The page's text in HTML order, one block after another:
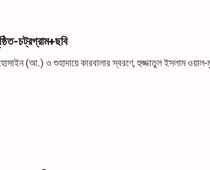
চট্রগ্রাম+ছবি
(আ.) ও শুহাদায়ে কারবালার স্বরণে, হুজ্জাতুল ইসলাম